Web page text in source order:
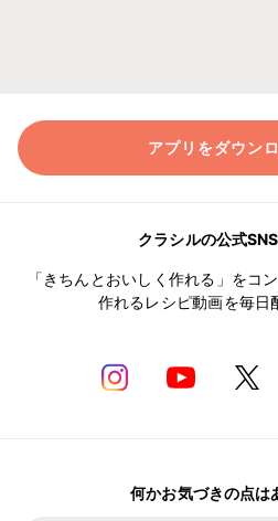
アプリをダウン
クラシルの公式
「きちんとおいしく作れる」をコ
作れるレシピ動画を毎日
何かお気づきの点は